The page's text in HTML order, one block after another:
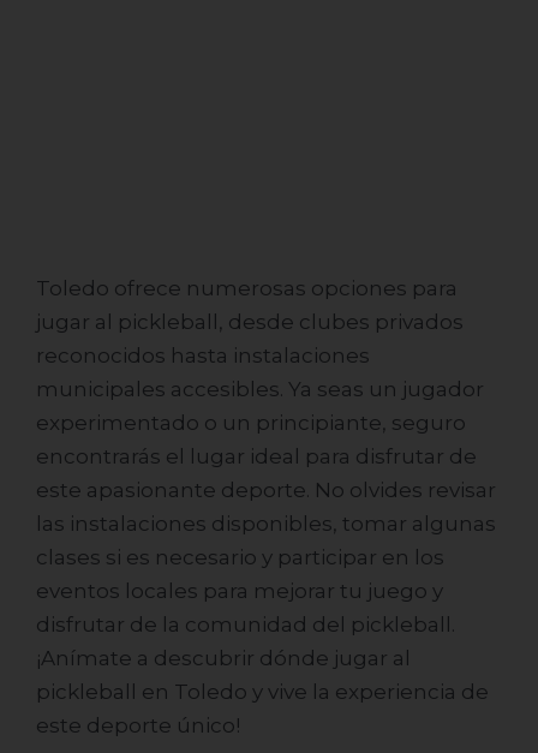
Toledo ofrece numerosas opciones para
jugar al pickleball, desde clubes privados
reconocidos hasta instalaciones
municipales accesibles. Ya seas un jugador
experimentado o un principiante, seguro
encontrarás el lugar ideal para disfrutar de
este apasionante deporte. No olvides revisar
las instalaciones disponibles, tomar algunas
clases si es necesario y participar en los
eventos locales para mejorar tu juego y
disfrutar de la comunidad del pickleball.
¡Anímate a descubrir dónde jugar al
pickleball en Toledo y vive la experiencia de
este deporte único!
construye tu pista de
pickleball en menos de 7 días!
Enviar